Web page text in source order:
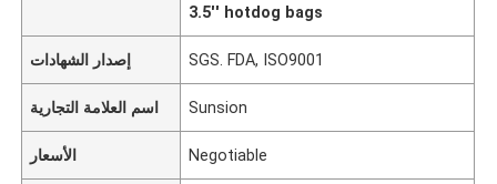
3.5'' hotdog bags
إصدار الشهادات SGS. FDA, ISO9001
اسم العلامة التجارية Sunsion
الأسعار Negotiable